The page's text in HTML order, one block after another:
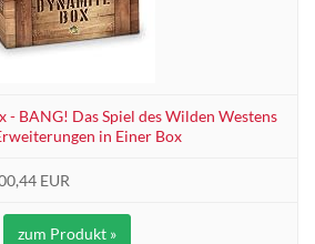
- BANG! Das Spiel des Wilden Westens
in Einer Box
EUR
zum Produkt »